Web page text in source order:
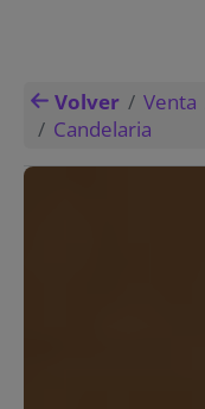
Volver Venta
Candelaria